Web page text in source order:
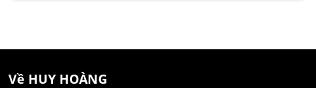
Về HUY HOÀNG